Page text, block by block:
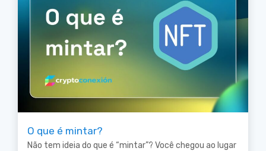
O que é mintar?
Não tem ideia do que é “mintar”? Você chegou ao lugar